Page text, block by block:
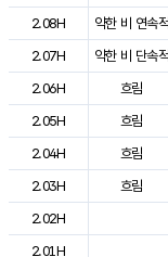
2.08H
약한 비 연속적
2.07H
약한 비 단속적
2.06H
흐림
2.05H
흐림
2.04H
흐림
2.03H
흐림
2.02H
2.01H